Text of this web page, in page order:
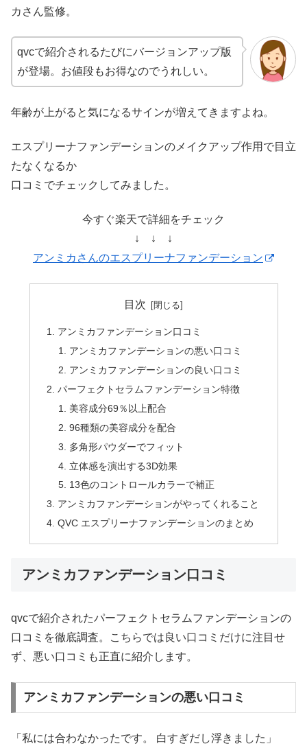
カさん監修。
qvcで紹介されるたびにバージョンアップ版
が登場。お値段もお得なのでうれしい。
年齢が上がると気になるサインが増えてきますよね。
エスプリーナファンデーションのメイクアップ作用で目立
たなくなるか
口コミでチェックしてみました。
今すぐ楽天で詳細をチェック
↓ ↓ ↓
アンミカさんのエスプリーナファンデーション
目次
アンミカファンデーション口コミ
アンミカファンデーションの悪い口コミ
アンミカファンデーションの良い口コミ
パーフェクトセラムファンデーション特徴
美容成分69％以上配合
96種類の美容成分を配合
多角形パウダーでフィット
立体感を演出する3D効果
13色のコントロールカラーで補正
アンミカファンデーションがやってくれること
QVC エスプリーナファンデーションのまとめ
アンミカファンデーション口コミ
qvcで紹介されたパーフェクトセラムファンデーションの
口コミを徹底調査。こちらでは良い口コミだけに注目せ
ず、悪い口コミも正直に紹介します。
アンミカファンデーションの悪い口コミ
「私には合わなかったです。 白すぎだし浮きました」